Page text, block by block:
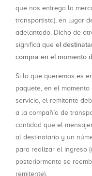
que nos entrega la
transportista), en lugar
adelantado. Dicho de
significa que el
compra en el momento
Si lo que queremos es
paquete, en el
servicio, el remitente
a la compañía de
cantidad que el
al destinatario y un
para realizar el ingreso
posteriormente se
remitente).